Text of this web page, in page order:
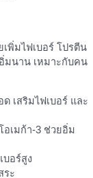
พิ่มไฟเบอร์ โปรตีน
มนาน เหมาะกับคน
เสริมไฟเบอร์ และ
อเมก้า-3 ช่วยอิ่ม
อร์สูง
ระ